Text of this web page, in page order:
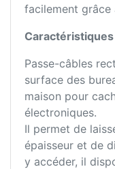
facilement grâce
Passe-câbles
surface des
maison pour
électroniques.
Il permet de
épaisseur et de
y accéder, il